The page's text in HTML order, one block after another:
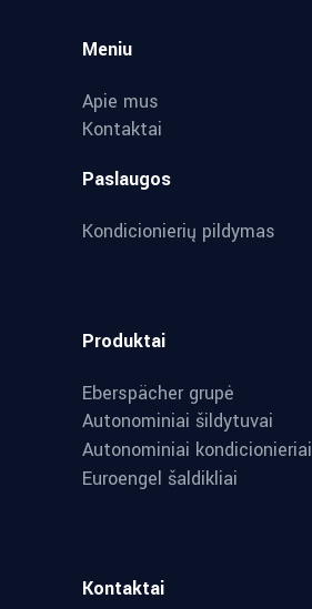
Meniu
Apie mus
Kontaktai
Paslaugos
Kondicionierių pildymas
Produktai
Eberspächer grupė
Autonominiai šildytuvai
Autonominiai kondicionieriai
Euroengel šaldikliai
Kontaktai